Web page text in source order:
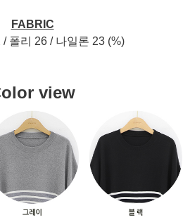
FABRIC
/ 폴리 26 / 나일론 23 (%)
view